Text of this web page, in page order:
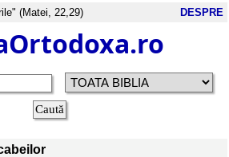
(Matei, 22,29) DESPRE